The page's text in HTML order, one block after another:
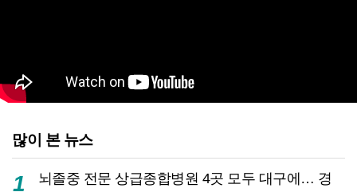
많이 본 뉴스
1
뇌졸중 전문 상급종합병원 4곳 모두 대구에… 경